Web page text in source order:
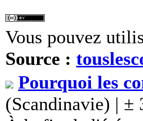
Vous pouvez
Source :
Pourquoi les
(Scandinavie) | ±